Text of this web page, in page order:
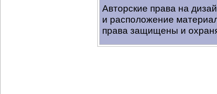
Авторские права на
и расположение
права защищены и